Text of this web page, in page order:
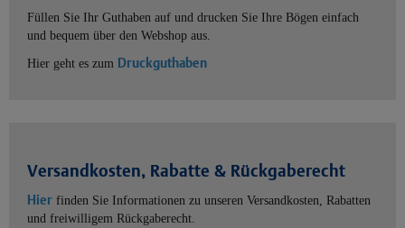
Füllen Sie Ihr Guthaben auf und drucken Sie Ihre Bögen einfach
und bequem über den Webshop aus.
Hier geht es zum Druckguthaben
Versandkosten, Rabatte & Rückgaberecht
Hier finden Sie Informationen zu unseren Versandkosten, Rabatten
und freiwilligem Rückgaberecht.